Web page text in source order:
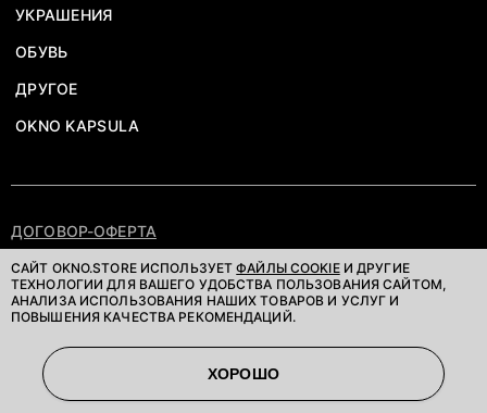
САЙТ OKNO.STORE ИСПОЛЬЗУЕТФАЙЛЫ COOKIEИ ДРУГИЕ
ТЕХНОЛОГИИ ДЛЯ ВАШЕГО УДОБСТВА ПОЛЬЗОВАНИЯ САЙТОМ,
АНАЛИЗА ИСПОЛЬЗОВАНИЯ НАШИХ ТОВАРОВ И УСЛУГ И
ПОВЫШЕНИЯ КАЧЕСТВА РЕКОМЕНДАЦИЙ.
ХОРОШО
УКРАШЕНИЯ
ОБУВЬ
ДРУГОЕ
OKNO KAPSULA
ДОГОВОР-ОФЕРТА
ПОЛИТИКА КОНФИДЕНЦИАЛЬНОСТИ
©OKNOSTORE. ВСЕ ПРАВА ЗАЩИЩЕНЫ